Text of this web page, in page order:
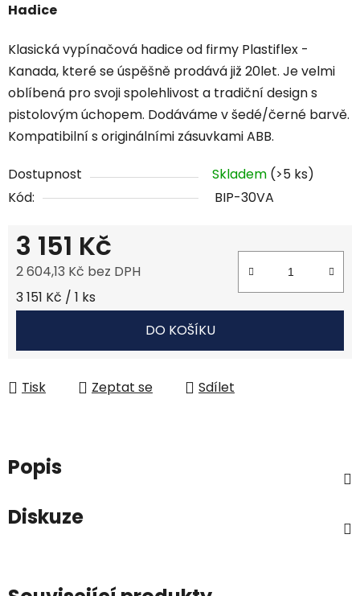
Hadice
Klasická vypínačová hadice od firmy Plastiflex -
Kanada, které se úspěšně prodává již 20let. Je velmi
oblíbená pro svoji spolehlivost a tradiční design s
pistolovým úchopem. Dodáváme v šedé/černé barvě.
Kompatibilní s originálními zásuvkami ABB.
Dostupnost Skladem (>5 ks)
Kód:
BIP-30VA
3 151 Kč
2 604,13 Kč bez DPH
Měrná cena:
3 151 Kč / 1 ks
DO KOŠÍKU
Tisk Zeptat se Sdílet
Popis
Diskuze